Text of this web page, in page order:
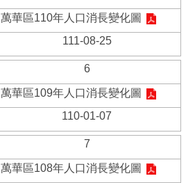
萬華區110年人口消長變化圖
111-08-25
6
萬華區109年人口消長變化圖
110-01-07
7
萬華區108年人口消長變化圖